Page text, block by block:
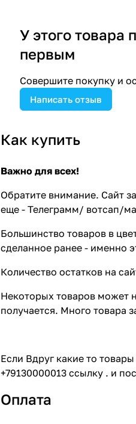
У этого товара
первым
Совершите покупку и
Написать отзыв
Как купить
Важно для всех!
Обратите внимание. Сайт
еще - Телеграмм/ вотсап/
Большинство товаров в
сделанное ранее - именно
Количество остатков на
Некоторых товаров может
получается. Много товара
Если Вдруг какие то
+79130000013 ссылку . и
Оплата